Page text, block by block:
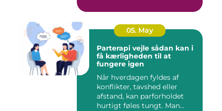
05. May
Parterapi vejle sådan kan i
få kærligheden til at
fungere igen
Når hverdagen fyldes af
konflikter, tavshed eller
afstand, kan parforholdet
hurtigt føles tungt. Man...